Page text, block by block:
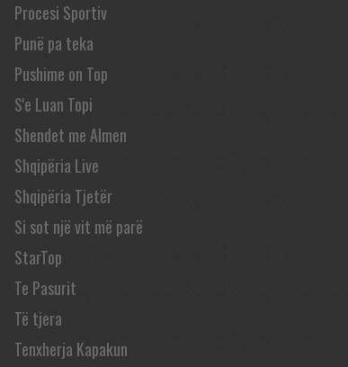
Procesi Sportiv
Punë pa teka
Pushime on Top
S'e Luan Topi
Shendet me Almen
Shqipëria Live
Shqipëria Tjetër
Si sot një vit më parë
StarTop
Te Pasurit
Të tjera
Tenxherja Kapakun